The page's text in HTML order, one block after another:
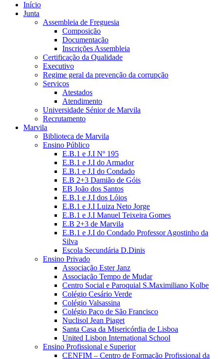
Início
Junta
Assembleia de Freguesia
Composição
Documentação
Inscrições Assembleia
Certificação da Qualidade
Executivo
Regime geral da prevenção da corrupção
Serviços
Atestados
Atendimento
Universidade Sénior de Marvila
Recrutamento
Marvila
Biblioteca de Marvila
Ensino Público
E.B.1 e J.I Nº 195
E.B.1 e J.I do Armador
E.B.1 e J.I do Condado
E.B 2+3 Damião de Góis
EB João dos Santos
E.B.1 e J.I dos Lóios
E.B.1 e J.I Luiza Neto Jorge
E.B.1 e J.I Manuel Teixeira Gomes
E.B 2+3 de Marvila
E.B.1 e J.I do Condado Professor Agostinho da
Silva
Escola Secundária D.Dinis
Ensino Privado
Associação Ester Janz
Associação Tempo de Mudar
Centro Social e Paroquial S.Maximiliano Kolbe
Colégio Cesário Verde
Colégio Valsassina
Colégio Paço de São Francisco
Nuclisol Jean Piaget
Santa Casa da Misericórdia de Lisboa
United Lisbon International School
Ensino Profissional e Superior
CENFIM – Centro de Formação Profissional da